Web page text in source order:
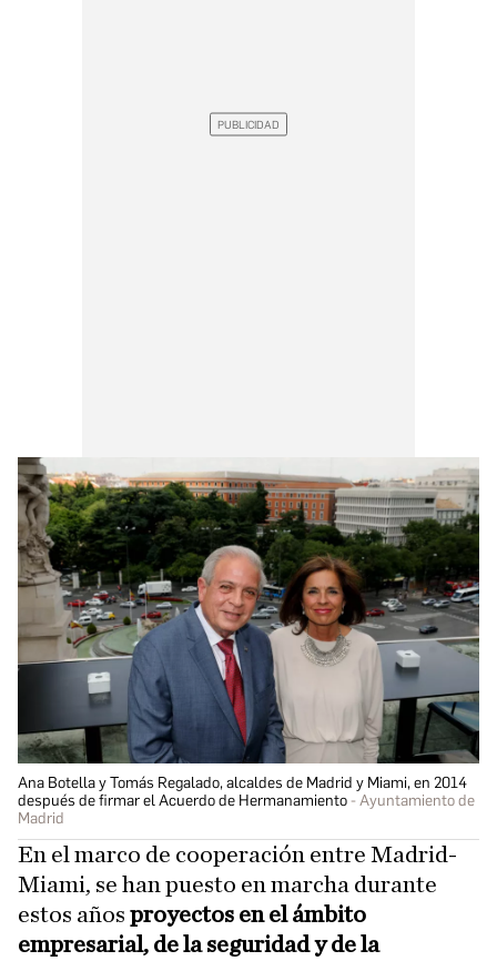
Ana Botella y Tomás Regalado, alcaldes de Madrid y Miami, en 2014
después de firmar el Acuerdo de Hermanamiento
Ayuntamiento de
Madrid
En el marco de cooperación entre Madrid-
Miami, se han puesto en marcha durante
estos años proyectos en el ámbito
empresarial, de la seguridad y de la